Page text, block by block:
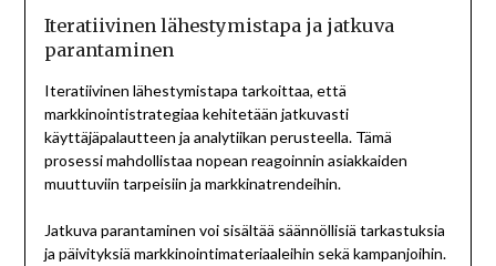
Iteratiivinen lähestymistapa ja jatkuva
parantaminen
Iteratiivinen lähestymistapa tarkoittaa, että
markkinointistrategiaa kehitetään jatkuvasti
käyttäjäpalautteen ja analytiikan perusteella. Tämä
prosessi mahdollistaa nopean reagoinnin asiakkaiden
muuttuviin tarpeisiin ja markkinatrendeihin.
Jatkuva parantaminen voi sisältää säännöllisiä tarkastuksia
ja päivityksiä markkinointimateriaaleihin sekä kampanjoihin.